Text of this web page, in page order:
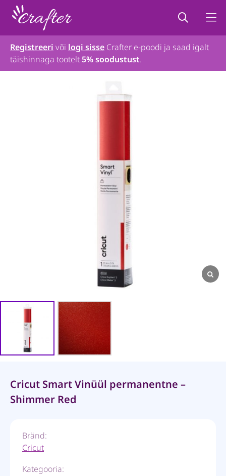
Registreeri või logi sisse Crafter e-poodi ja saad igalt
täishinnaga tootelt5% soodustust.
Cricut Smart Vinüül permanentne –
Shimmer Red
Bränd:
Cricut
Kategooria: